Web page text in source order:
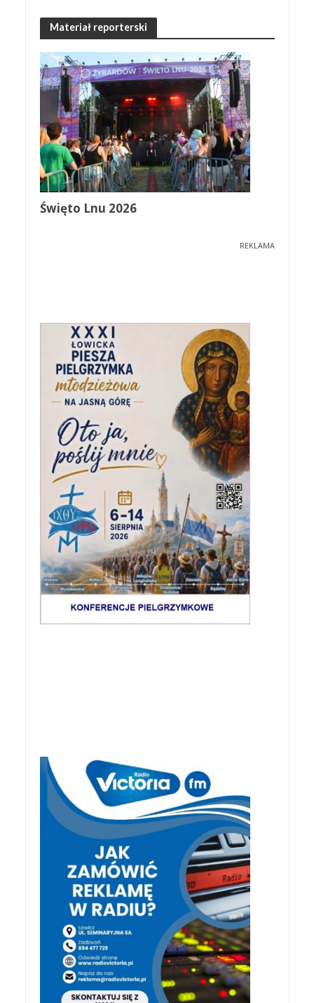
Materiał reporterski
Święto Lnu 2026
REKLAMA